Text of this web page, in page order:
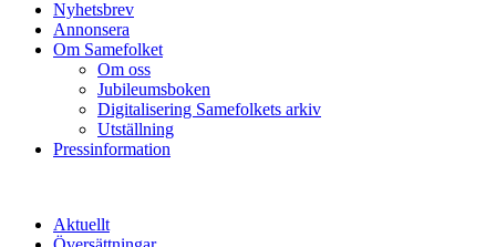
Nyhetsbrev
Annonsera
Om Samefolket
Om oss
Jubileumsboken
Digitalisering Samefolkets arkiv
Utställning
Pressinformation
Aktuellt